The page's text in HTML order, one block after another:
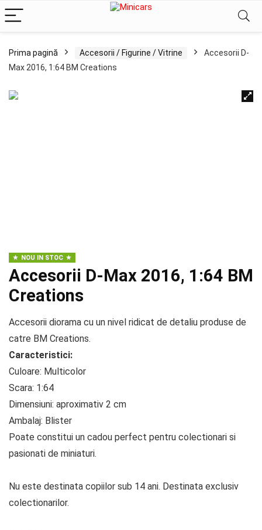
Prima pagină Accesorii / Figurine / Vitrine
Accesorii D-
Max 2016, 1:64 BM Creations
NOU IN STOC
Accesorii D-Max 2016, 1:64 BM
Creations
Accesorii diorama cu un nivel ridicat de detaliu produse de
catre BM Creations.
Caracteristici:
Culoare: Multicolor
Scara: 1:64
Dimensiuni: aproximativ 2 cm
Ambalaj: Blister
Poate constitui un cadou perfect pentru colectionari si
pasionati de miniaturi.
Nu este destinata copiilor sub 14 ani. Destinata exclusiv
colectionarilor.